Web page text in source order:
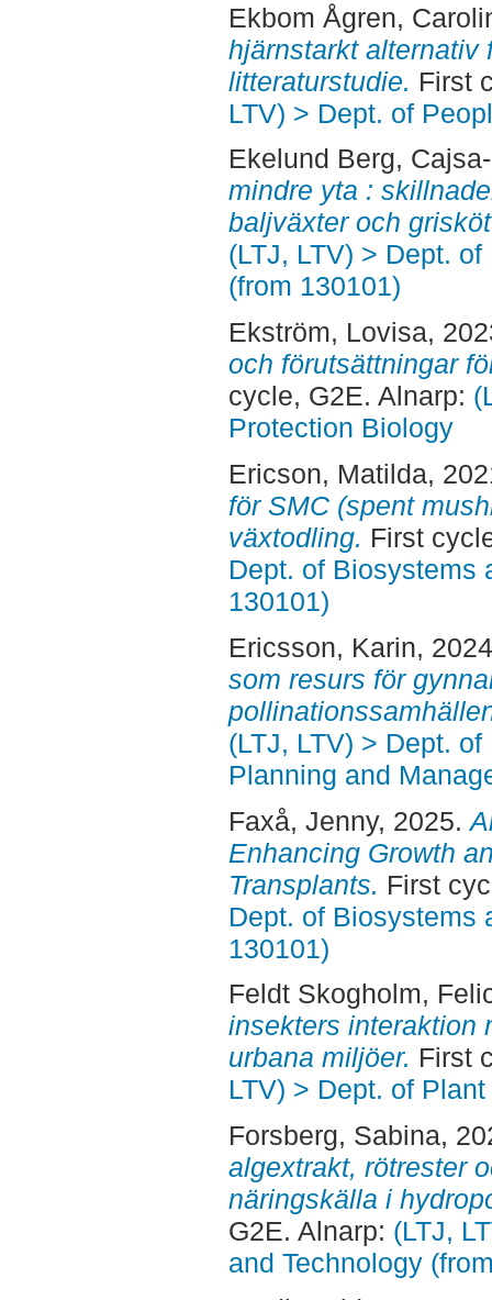
Ekbom Ågren,
hjärnstarkt alternativ
litteraturstudie. First
LTV) > Dept. of
Ekelund Berg,
mindre yta :
baljväxter och
(LTJ, LTV) > Dept.
(from 130101)
Ekström, Lovisa,
och förutsättningar
cycle, G2E. Alnarp:
Protection Biology
Ericson, Matilda,
för SMC (spent
växtodling. First
Dept. of Biosystems
130101)
Ericsson, Karin,
som resurs för
(LTJ, LTV) > Dept.
Planning and
Faxå, Jenny, 2025.
Enhancing Growth
Transplants. First
Dept. of Biosystems
130101)
Feldt Skogholm,
insekters interaktion
urbana miljöer. First
LTV) > Dept. of
Forsberg, Sabina,
algextrakt, rötrester
näringskälla i
G2E. Alnarp: (LTJ,
and Technology